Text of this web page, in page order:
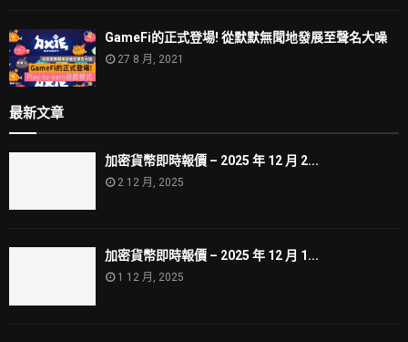
GameFi的正式登場! 從默默無聞地發展至聲名大噪
27 8 月, 2021
最新文章
加密貨幣即時報價 – 2025 年 12 月 2...
2 12 月, 2025
加密貨幣即時報價 – 2025 年 12 月 1...
1 12 月, 2025